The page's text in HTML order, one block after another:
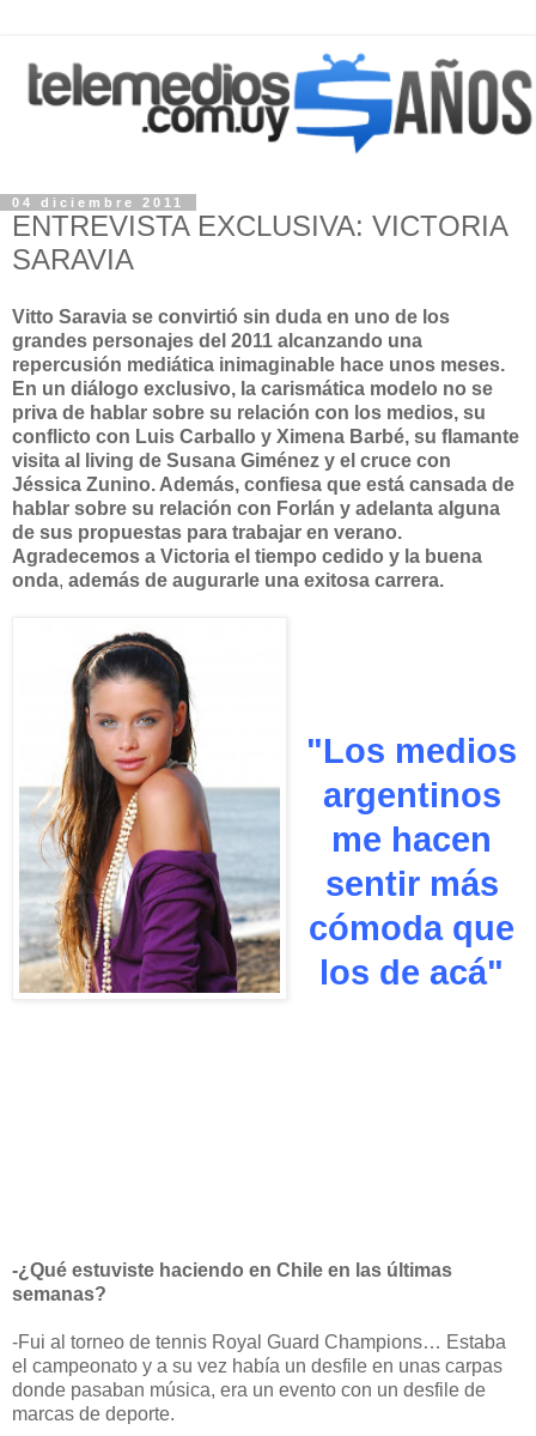
04 diciembre 2011
ENTREVISTA EXCLUSIVA: VICTORIA
SARAVIA
Vitto Saravia se convirtió sin duda en uno de los
grandes personajes del 2011 alcanzando una
repercusión mediática inimaginable hace unos meses.
En un diálogo exclusivo, la carismática modelo no se
priva de hablar sobre su relación con los medios, su
conflicto con Luis Carballo y Ximena Barbé, su flamante
visita al living de Susana Giménez y el cruce con
Jéssica Zunino. Además, confiesa que está cansada de
hablar sobre su relación con Forlán y adelanta alguna
de sus propuestas para trabajar en verano.
Agradecemos a Victoria el tiempo cedido y la buena
onda, además de augurarle una exitosa carrera.
"Los medios
argentinos
me hacen
sentir más
cómoda que
los de acá"
-¿Qué estuviste haciendo en Chile en las últimas
semanas?
-Fui al torneo de tennis Royal Guard Champions… Estaba
el campeonato y a su vez había un desfile en unas carpas
donde pasaban música, era un evento con un desfile de
marcas de deporte.